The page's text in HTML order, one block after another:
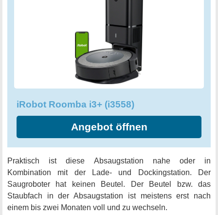
iRobot Roomba i3+ (i3558)
Angebot öffnen
Praktisch ist diese Absaugstation nahe oder in
Kombination mit der Lade- und Dockingstation. Der
Saugroboter hat keinen Beutel. Der Beutel bzw. das
Staubfach in der Absaugstation ist meistens erst nach
einem bis zwei Monaten voll und zu wechseln.